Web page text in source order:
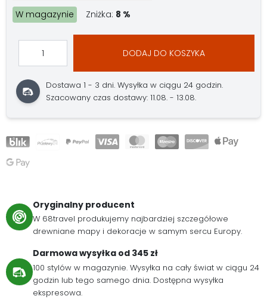
W magazynie Zniżka: 8 %
DODAJ DO KOSZYKA
Dostawa 1 - 3 dni.Wysyłka w ciągu 24 godzin.
Szacowany czas dostawy: 11.08. - 13.08.
Oryginalny producent
W 68travel produkujemy najbardziej szczegółowe
drewniane mapy i dekoracje w samym sercu Europy.
Darmowa wysyłka od 345 zł
100 stylów w magazynie. Wysyłka na cały świat w ciągu 24
godzin lub tego samego dnia. Dostępna wysyłka
ekspresowa.